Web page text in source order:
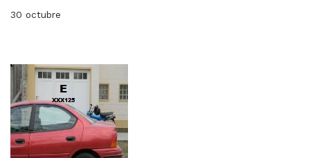
30 octubre